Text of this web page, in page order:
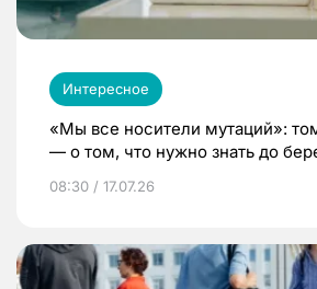
Интересное
«Мы все носители мутаций»:
— о том, что нужно знать до
08:30 / 17.07.26